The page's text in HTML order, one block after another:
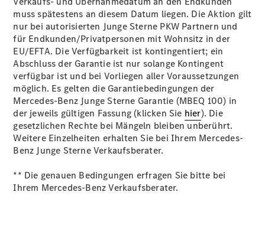
Übersicht
140 Jahre
Innovation
Mercedes-
Benz
Store
Gebrauchtwagensuche
Neuwagenangebote
muss spätestens an diesem Datum liegen. Die Aktion gilt
nur bei autorisierten Junge Sterne PKW Partnern und
für Endkunden/Privatpersonen mit Wohnsitz in der
EU/EFTA. Die Verfügbarkeit ist kontingentiert; ein
Abschluss der Garantie ist nur solange Kontingent
verfügbar ist und bei Vorliegen aller Voraussetzungen
möglich. Es gelten die Garantiebedingungen der
Mercedes-Benz Junge Sterne Garantie (MBEQ 100) in
der jeweils gültigen Fassung (klicken Sie hier). Die
gesetzlichen Rechte bei Mängeln bleiben unberührt.
Weitere Einzelheiten erhalten Sie bei Ihrem Mercedes-
Benz Junge Sterne Verkaufsberater.
** Die genauen Bedingungen erfragen Sie bitte bei
Ihrem Mercedes-Benz Verkaufsberater.